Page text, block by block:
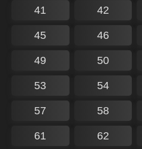
41 42
45 46
49 50
53 54
57 58
61 62